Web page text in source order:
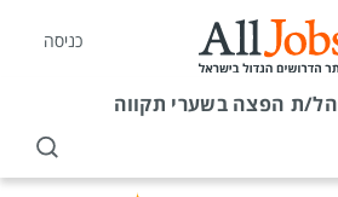
כניסה
ת הפצה בשערי תקווה